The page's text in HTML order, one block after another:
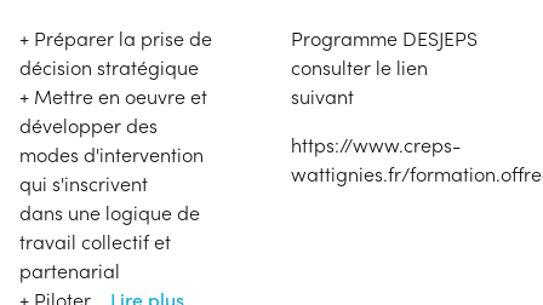
+ Préparer la prise de
décision stratégique
+ Mettre en oeuvre et
développer des
modes d'intervention
qui s'inscrivent
dans une logique de
travail collectif et
partenarial
+ Piloter... Lire plus
Programme DESJEPS
consulter le lien
suivant
https://www.creps-
wattignies.fr/